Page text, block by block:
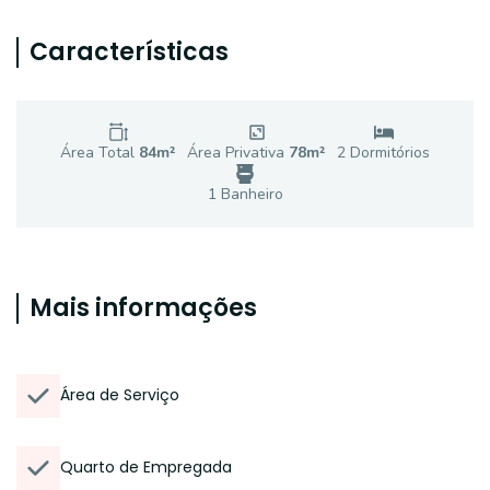
Características
Área Total 84m² Área Privativa 78m² 2 Dormitórios
1 Banheiro
Mais informações
Área de Serviço
Quarto de Empregada